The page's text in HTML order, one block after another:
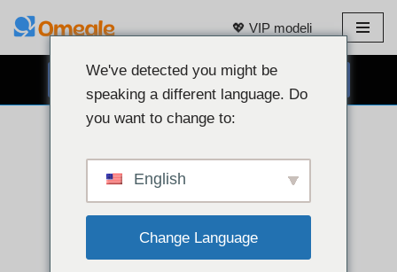
💖 VIP modeli
BESPLATNI CHAT PUTEM WEB KAMERE 👉
We've detected you might be
speaking a different language. Do
you want to change to:
English
Change Language